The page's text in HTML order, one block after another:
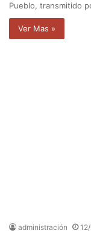
Pueblo, transmitido
Ver Mas »
administración